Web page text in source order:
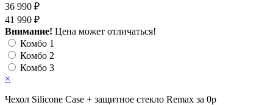
36 990 ₽
41 990 ₽
Внимание! Цена может отличаться!
Комбо 1
Комбо 2
Комбо 3
×
Чехол Silicone Case + защитное стекло Remax за 0р